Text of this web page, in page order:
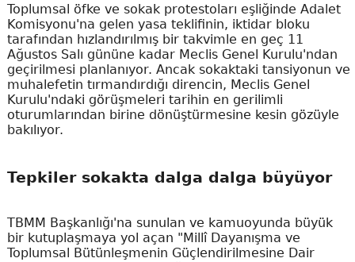
Toplumsal öfke ve sokak protestoları eşliğinde Adalet
Komisyonu'na gelen yasa teklifinin, iktidar bloku
tarafından hızlandırılmış bir takvimle en geç 11
Ağustos Salı gününe kadar Meclis Genel Kurulu'ndan
geçirilmesi planlanıyor. Ancak sokaktaki tansiyonun ve
muhalefetin tırmandırdığı direncin, Meclis Genel
Kurulu'ndaki görüşmeleri tarihin en gerilimli
oturumlarından birine dönüştürmesine kesin gözüyle
bakılıyor.
Tepkiler sokakta dalga dalga büyüyor
TBMM Başkanlığı'na sunulan ve kamuoyunda büyük
bir kutuplaşmaya yol açan "Millî Dayanışma ve
Toplumsal Bütünleşmenin Güçlendirilmesine Dair